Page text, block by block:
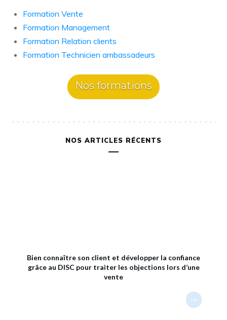
Formation Vente
Formation Management
Formation Relation clients
Formation Technicien ambassadeurs
Nos formations
NOS ARTICLES RÉCENTS
Bien connaître son client et développer la confiance
grâce au DISC pour traiter les objections lors d’une
vente